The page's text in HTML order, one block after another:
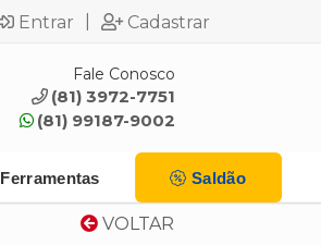
Entrar Cadastrar
Fale Conosco
(81) 3972-7751
(81) 99187-9002
Ferramentas Saldão
VOLTAR